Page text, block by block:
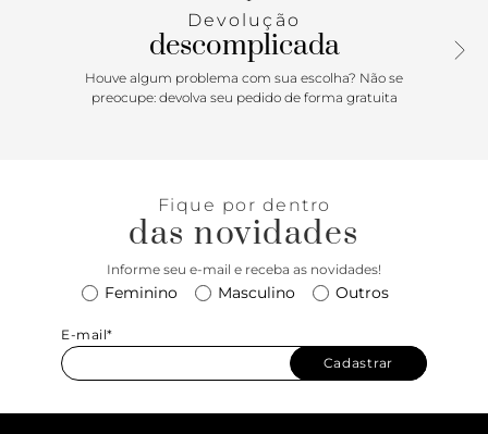
Devolução
descomplicada
Houve algum problema com sua escolha? Não se
preocupe: devolva seu pedido de forma gratuita
Fique por dentro
das novidades
Informe seu e-mail e receba as novidades!
Feminino Masculino Outros
E-mail*
Cadastrar